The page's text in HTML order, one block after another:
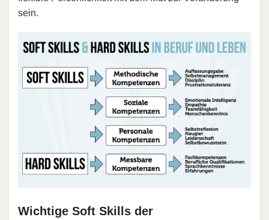
sein.
Wichtige Soft Skills der